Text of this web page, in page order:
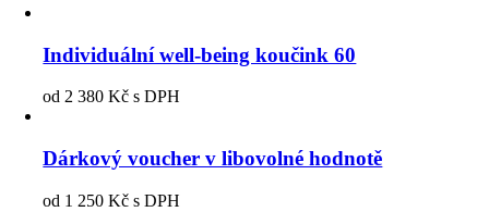
Individuální well-being koučink 60
od2 380Kč s DPH
Dárkový voucher v libovolné hodnotě
od 1 250Kč s DPH